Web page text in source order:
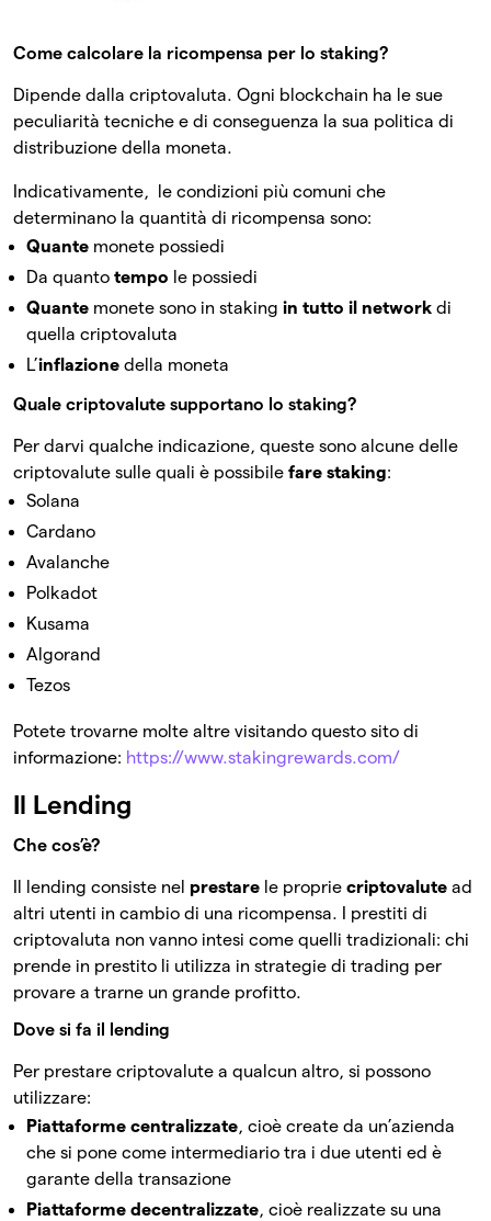
Come calcolare la ricompensa per lo staking?
Dipende dalla criptovaluta. Ogni blockchain ha le sue
peculiarità tecniche e di conseguenza la sua politica di
distribuzione della moneta.
Indicativamente, le condizioni più comuni che
determinano la quantità di ricompensa sono:
Quante monete possiedi
Da quanto tempo le possiedi
Quante monete sono in staking in tutto il network di
quella criptovaluta
L’inflazione della moneta
Quale criptovalute supportano lo staking?
Per darvi qualche indicazione, queste sono alcune delle
criptovalute sulle quali è possibile fare staking:
Solana
Cardano
Avalanche
Polkadot
Kusama
Algorand
Tezos
Potete trovarne molte altre visitando questo sito di
informazione: https://www.stakingrewards.com/
Il Lending
Che cos’è?
Il lending consiste nel prestare le proprie criptovalute ad
altri utenti in cambio di una ricompensa. I prestiti di
criptovaluta non vanno intesi come quelli tradizionali: chi
prende in prestito li utilizza in strategie di trading per
provare a trarne un grande profitto.
Dove si fa il lending
Per prestare criptovalute a qualcun altro, si possono
utilizzare:
Piattaforme centralizzate, cioè create da un’azienda
che si pone come intermediario tra i due utenti ed è
garante della transazione
Piattaforme decentralizzate, cioè realizzate su una